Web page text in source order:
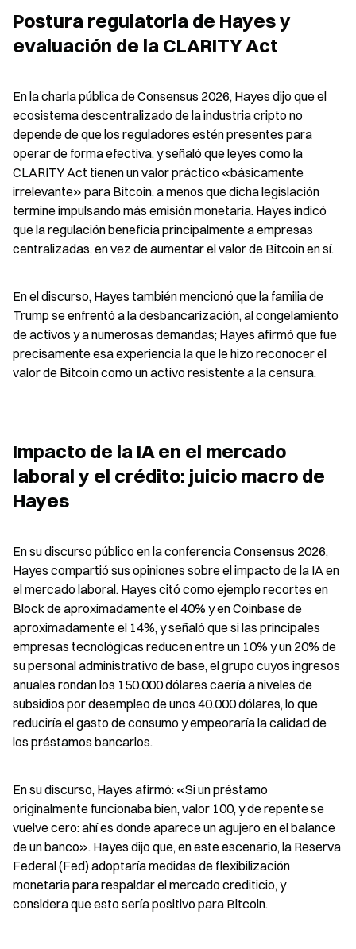
Postura regulatoria de Hayes y
evaluación de la CLARITY Act
En la charla pública de Consensus 2026, Hayes dijo que el
ecosistema descentralizado de la industria cripto no
depende de que los reguladores estén presentes para
operar de forma efectiva, y señaló que leyes como la
CLARITY Act tienen un valor práctico «básicamente
irrelevante» para Bitcoin, a menos que dicha legislación
termine impulsando más emisión monetaria. Hayes indicó
que la regulación beneficia principalmente a empresas
centralizadas, en vez de aumentar el valor de Bitcoin en sí.
En el discurso, Hayes también mencionó que la familia de
Trump se enfrentó a la desbancarización, al congelamiento
de activos y a numerosas demandas; Hayes afirmó que fue
precisamente esa experiencia la que le hizo reconocer el
valor de Bitcoin como un activo resistente a la censura.
Impacto de la IA en el mercado
laboral y el crédito: juicio macro de
Hayes
En su discurso público en la conferencia Consensus 2026,
Hayes compartió sus opiniones sobre el impacto de la IA en
el mercado laboral. Hayes citó como ejemplo recortes en
Block de aproximadamente el 40% y en Coinbase de
aproximadamente el 14%, y señaló que si las principales
empresas tecnológicas reducen entre un 10% y un 20% de
su personal administrativo de base, el grupo cuyos ingresos
anuales rondan los 150.000 dólares caería a niveles de
subsidios por desempleo de unos 40.000 dólares, lo que
reduciría el gasto de consumo y empeoraría la calidad de
los préstamos bancarios.
En su discurso, Hayes afirmó: «Si un préstamo
originalmente funcionaba bien, valor 100, y de repente se
vuelve cero: ahí es donde aparece un agujero en el balance
de un banco». Hayes dijo que, en este escenario, la Reserva
Federal (Fed) adoptaría medidas de flexibilización
monetaria para respaldar el mercado crediticio, y
considera que esto sería positivo para Bitcoin.